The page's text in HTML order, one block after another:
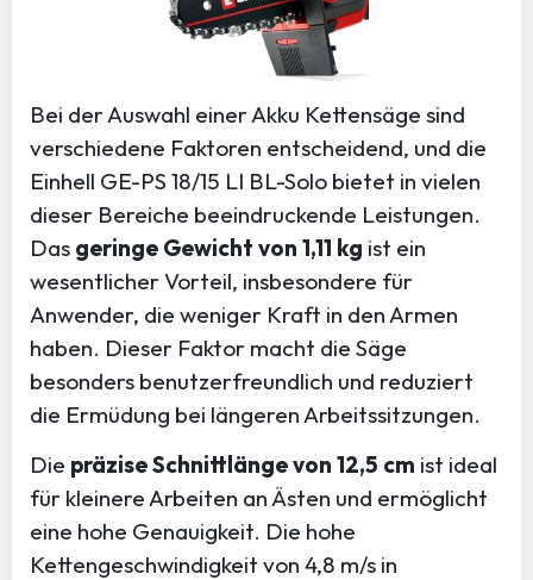
Bei der Auswahl einer Akku Kettensäge sind
verschiedene Faktoren entscheidend, und die
Einhell GE-PS 18/15 LI BL-Solo bietet in vielen
dieser Bereiche beeindruckende Leistungen.
Das geringe Gewicht von 1,11 kg ist ein
wesentlicher Vorteil, insbesondere für
Anwender, die weniger Kraft in den Armen
haben. Dieser Faktor macht die Säge
besonders benutzerfreundlich und reduziert
die Ermüdung bei längeren Arbeitssitzungen.
Die präzise Schnittlänge von 12,5 cm ist ideal
für kleinere Arbeiten an Ästen und ermöglicht
eine hohe Genauigkeit. Die hohe
Kettengeschwindigkeit von 4,8 m/s in